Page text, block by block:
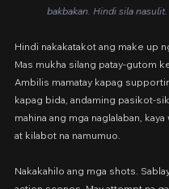
bakbakan. Hindi sila nasulit.
Hindi nakakatakot ang make up
Mas mukha silang patay-gutom
Ambilis mamatay kapag
kapag bida, andaming pasikot-
mahina ang mga naglalaban,
at kilabot na namumuo.
Nakakahilo ang mga shots.